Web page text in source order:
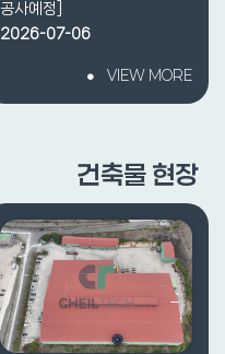
공사예정]
2026-07-06
VIEW MORE
건축물 현장